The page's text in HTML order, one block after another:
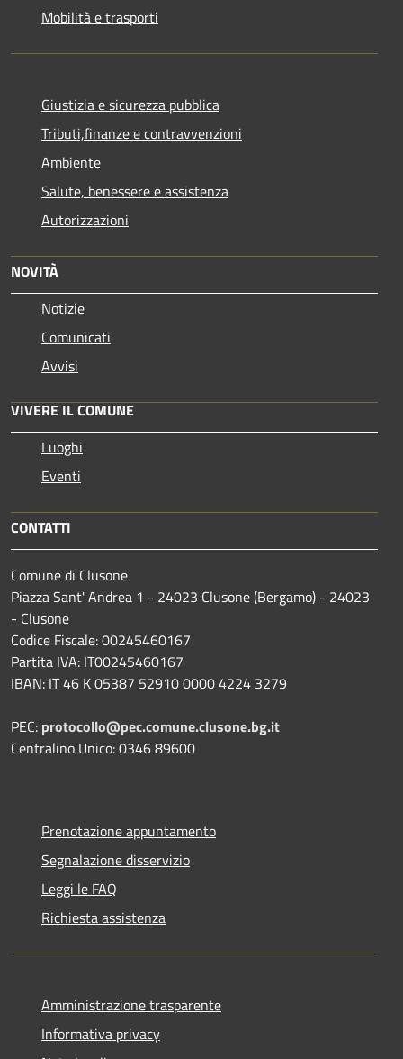
Mobilità e trasporti
Giustizia e sicurezza pubblica
Tributi,finanze e contravvenzioni
Ambiente
Salute, benessere e assistenza
Autorizzazioni
NOVITÀ
Notizie
Comunicati
Avvisi
VIVERE IL COMUNE
Luoghi
Eventi
CONTATTI
Comune di Clusone
Piazza Sant' Andrea 1 - 24023 Clusone (Bergamo) - 24023
- Clusone
Codice Fiscale: 00245460167
Partita IVA: IT00245460167
IBAN: IT 46 K 05387 52910 0000 4224 3279
PEC: protocollo@pec.comune.clusone.bg.it
Centralino Unico: 0346 89600
Prenotazione appuntamento
Segnalazione disservizio
Leggi le FAQ
Richiesta assistenza
Amministrazione trasparente
Informativa privacy